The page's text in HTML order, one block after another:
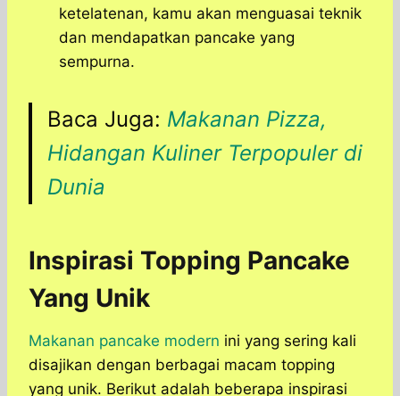
ketelatenan, kamu akan menguasai teknik
dan mendapatkan pancake yang
sempurna.
Baca Juga: Makanan Pizza,
Hidangan Kuliner Terpopuler di
Dunia
Inspirasi Topping Pancake
Yang Unik
Makanan pancake modern ini yang sering kali
disajikan dengan berbagai macam topping
yang unik. Berikut adalah beberapa inspirasi